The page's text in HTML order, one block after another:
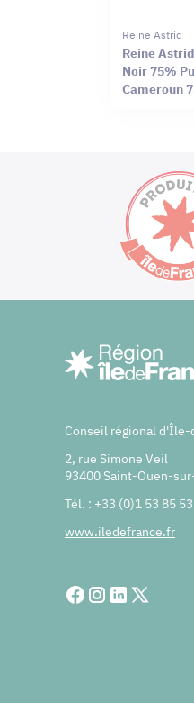
Reine Astrid
Reine
Noir 75%
Cameroun
Conseil régional d'Île-
2, rue Simone Veil
93400 Saint-Ouen-
Tél. : +33 (0)1 53 85
www.iledefrance.fr